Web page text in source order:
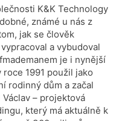
K&K Technology
známé u nás z
jak se člověk
a vybudoval
je i nynější
1991 použil jako
rodinný dům a začal
– projektová
který má aktuálně k